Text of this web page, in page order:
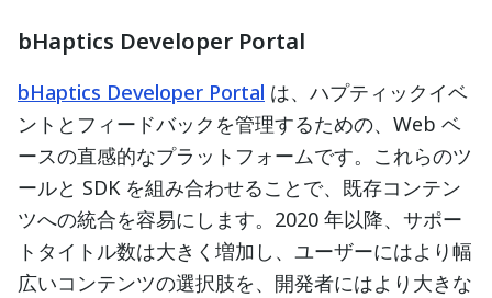
bHaptics Developer Portal
bHaptics Developer Portal は、ハプティックイベ
ントとフィードバックを管理するための、Web ベ
ースの直感的なプラットフォームです。これらのツ
ールと SDK を組み合わせることで、既存コンテン
ツへの統合を容易にします。2020 年以降、サポー
トタイトル数は大きく増加し、ユーザーにはより幅
広いコンテンツの選択肢を、開発者にはより大きな